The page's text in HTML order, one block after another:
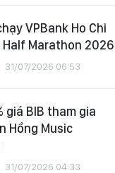
VPBank Ho Chi
Half Marathon 2026
31/07/2026 06:53
giá BIB tham gia
Hồng Music
31/07/2026 04:33